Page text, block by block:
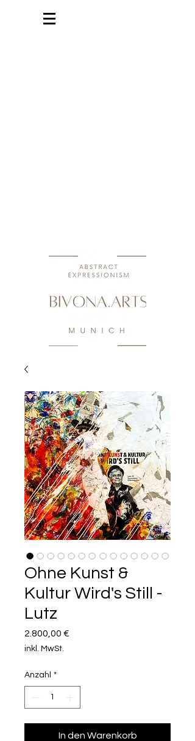
Ohne Kunst &
Kultur Wird's Still -
Lutz
2.800,00 €
inkl. MwSt.
Anzahl *
In den Warenkorb